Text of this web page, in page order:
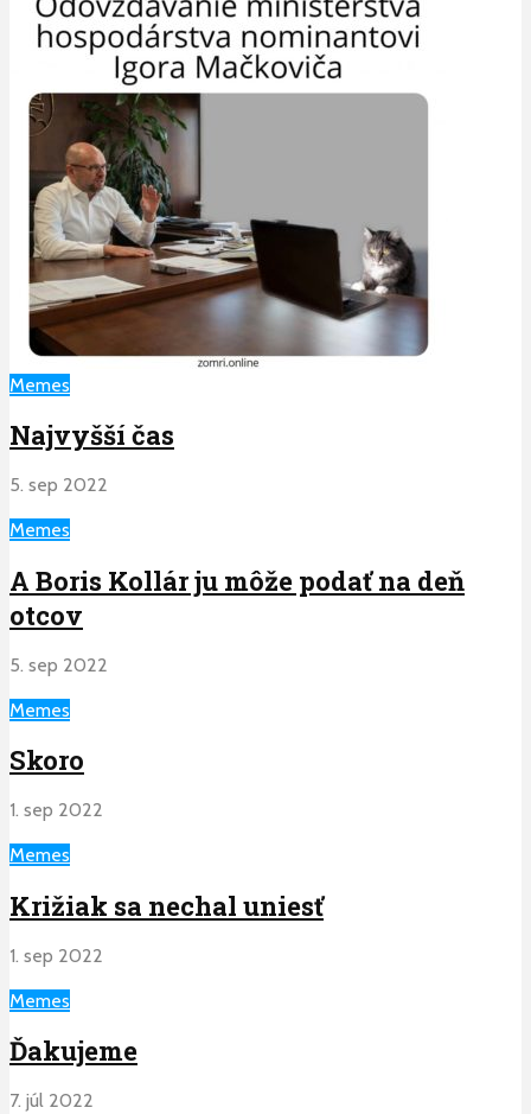
Memes
Najvyšší čas
5. sep 2022
Memes
A Boris Kollár ju môže podať na deň
otcov
5. sep 2022
Memes
Skoro
1. sep 2022
Memes
Križiak sa nechal uniesť
1. sep 2022
Memes
Ďakujeme
7. júl 2022